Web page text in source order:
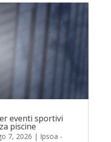
eventi sportivi
piscine
7, 2026 | Ipsoa -